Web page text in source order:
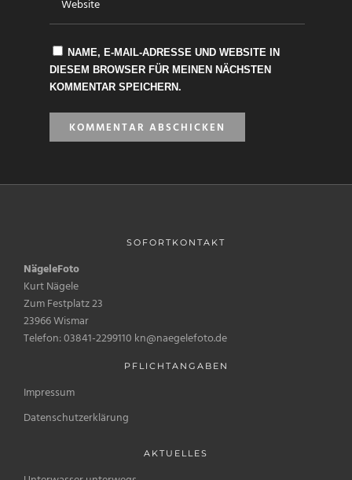
NAME, E-MAIL-ADRESSE UND WEBSITE IN
DIESEM BROWSER FÜR MEINEN NÄCHSTEN
KOMMENTAR SPEICHERN.
SOFORTKONTAKT
NägeleFoto
Kurt Nägele
Zum Festplatz 23
23966 Wismar
Telefon: 03841-2299110 kn@naegelefoto.de
PFLICHTANGABEN
Impressum
Datenschutzerklärung
AKTUELLES